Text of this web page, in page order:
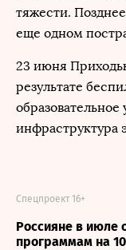
тяжести. Позднее
еще одном
23 июня
результате
инфраструктура
Россияне в июле
программам на
Спецпроект 16+